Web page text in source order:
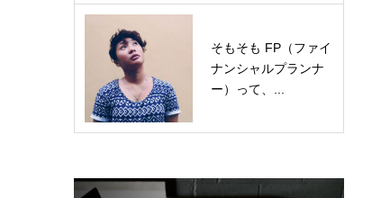
そもそも FP（ファイ
ナンシャルプランナ
ー）って、...